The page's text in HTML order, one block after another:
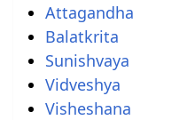
Attagandha
Balatkrita
Sunishvaya
Vidveshya
Visheshana